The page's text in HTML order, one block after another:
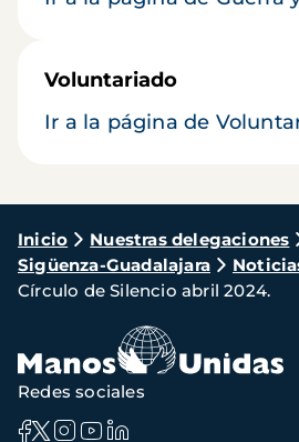
Voluntariado
Ir a la página de
Ruta
de
navegación
Inicio
Nuestras delegaciones
Sigüenza-Guadalajara
Círculo de Silencio abril 2024.
Redes sociales